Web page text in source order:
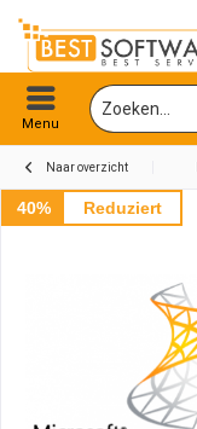
Menu
Naar overzicht
40% Reduziert